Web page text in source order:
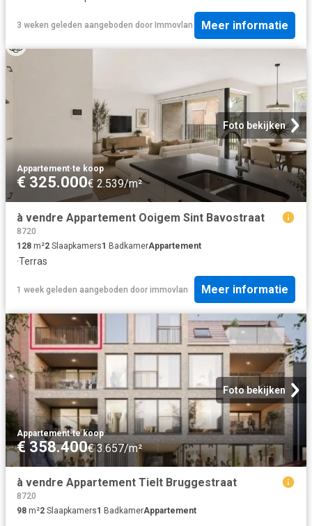
3 weken geleden aangeboden door Immovlan Meer informatie
Foto bekijken
Appartement·te koop
€ 325.000€ 2.539/m²
à vendre Appartement Ooigem Sint Bavostraat
8720
128 m²2 Slaapkamers1 BadkamerAppartement
·Terras
1 week geleden aangeboden door immovlan Meer informatie
Foto bekijken
Appartement·te koop
€ 358.400€ 3.657/m²
à vendre Appartement Tielt Bruggestraat
8720
98 m²2 Slaapkamers1 BadkamerAppartement